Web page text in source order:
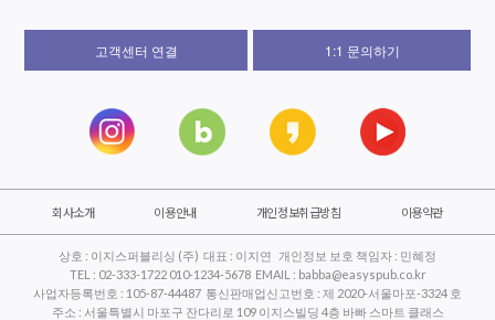
고객센터 연결 1:1 문의하기
회사소개 이용안내 개인정보취급방침 이용약관
상호 : 이지스퍼블리싱 (주) 대표 : 이지연 개인정보 보호 책임자 : 민혜정
TEL : 02-333-1722 010-1234-5678 EMAIL : babba@easyspub.co.kr
사업자등록번호 : 105-87-44487 통신판매업신고번호 : 제 2020-서울마포-3324 호
주소 : 서울특별시 마포구 잔다리로 109 이지스빌딩 4층 바빠 스마트 클래스